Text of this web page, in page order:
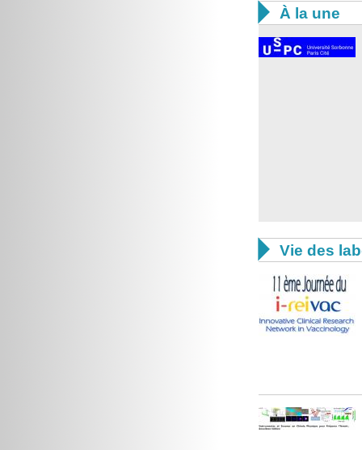
 À la une
 Vie des